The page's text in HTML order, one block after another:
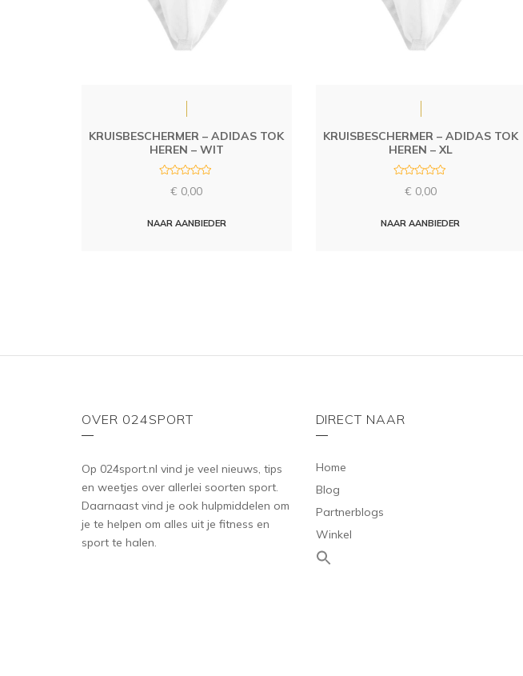
KRUISBESCHERMER – ADIDAS TOK
HEREN – WIT
d
€ 0,00
NAAR AANBIEDER
KRUISBESCHERMER – ADIDAS TOK
HEREN – XL
d
€ 0,00
NAAR AANBIEDER
OVER 024SPORT
Op 024sport.nl vind je veel nieuws, tips
en weetjes over allerlei soorten sport.
Daarnaast vind je ook hulpmiddelen om
je te helpen om alles uit je fitness en
sport te halen.
DIRECT NAAR
Home
Blog
Partnerblogs
Winkel